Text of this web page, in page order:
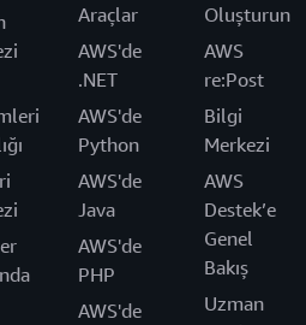
Araçlar
AWS'de
.NET
AWS'de
Python
AWS'de
Java
AWS'de
PHP
AWS'de
Oluşturun
AWS
re:Post
Bilgi
Merkezi
AWS
Destek’e
Genel
Bakış
Uzman